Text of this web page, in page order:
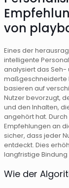
von
Eines der
intelligente
analysiert das Seh-
maßgeschneiderte
basieren auf
Nutzer bevorzugt,
und den Inhalten,
angehört hat.
Empfehlungen an
sicher, dass jeder
entdeckt. Dies
langfristige
Wie der